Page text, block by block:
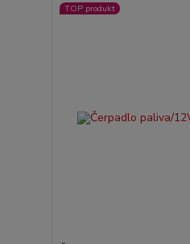
TOP produkt